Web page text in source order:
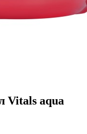
Vitals aqua